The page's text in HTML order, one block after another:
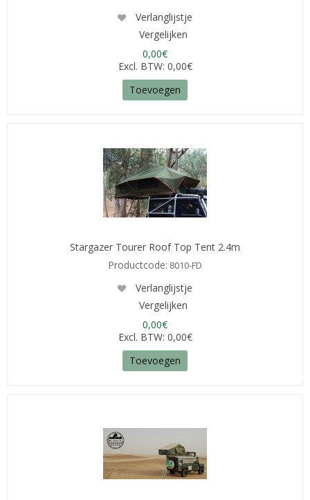
Verlanglijstje
Vergelijken
0,00€
Excl. BTW: 0,00€
Toevoegen
Stargazer Tourer Roof Top Tent 2.4m
Productcode: 8010-FD
Verlanglijstje
Vergelijken
0,00€
Excl. BTW: 0,00€
Toevoegen